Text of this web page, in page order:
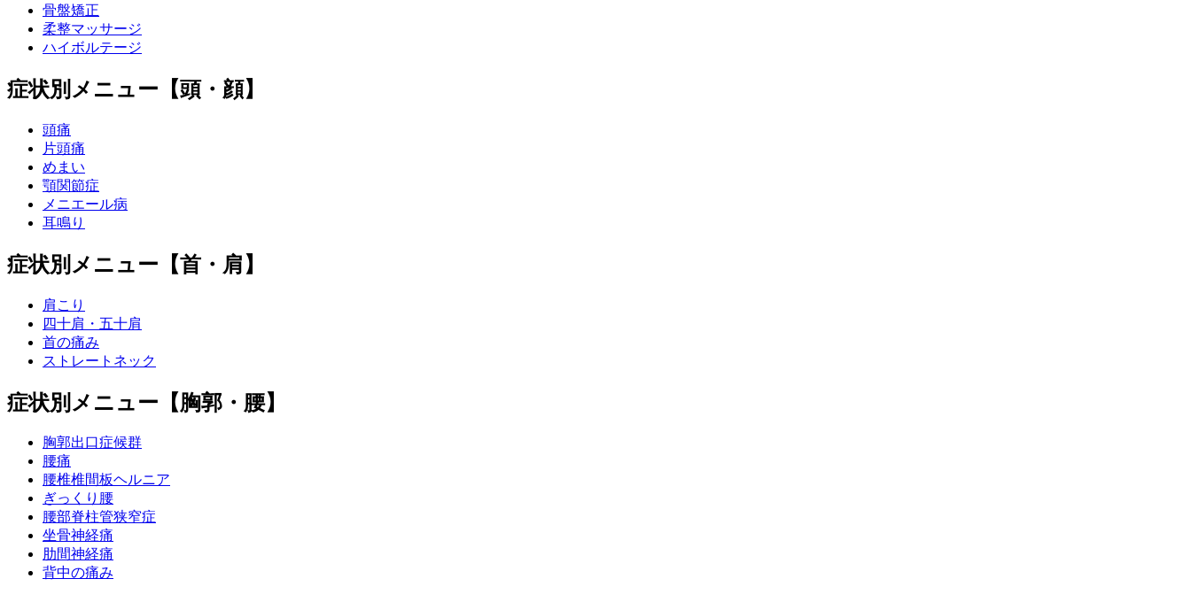
骨盤矯正
柔整マッサージ
ハイボルテージ
症状別メニュー【頭・顔】
頭痛
片頭痛
めまい
顎関節症
メニエール病
耳鳴り
症状別メニュー【首・肩】
肩こり
四十肩・五十肩
首の痛み
ストレートネック
症状別メニュー【胸郭・腰】
胸郭出口症候群
腰痛
腰椎椎間板ヘルニア
ぎっくり腰
腰部脊柱管狭窄症
坐骨神経痛
肋間神経痛
背中の痛み